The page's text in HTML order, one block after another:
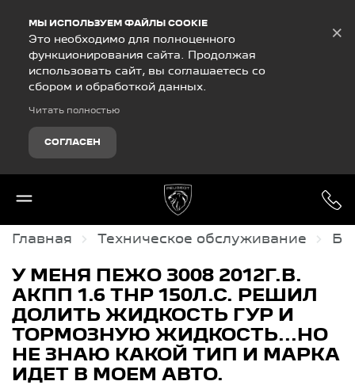
МЫ ИСПОЛЬЗУЕМ ФАЙЛЫ COOKIE
Это необходимо для полноценного
функционирования сайта. Продолжая
использовать сайт, вы соглашаетесь со
сбором и обработкой данных.
Читать полностью
СОГЛАСЕН
×
Главная Техническое обслуживание
У МЕНЯ ПЕЖО 3008 2012Г.В.
АКПП 1.6 THP 150Л.С. РЕШИЛ
ДОЛИТЬ ЖИДКОСТЬ ГУР И
ТОРМОЗНУЮ ЖИДКОСТЬ...НО
НЕ ЗНАЮ КАКОЙ ТИП И МАРКА
ИДЕТ В МОЕМ АВТО.